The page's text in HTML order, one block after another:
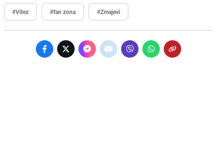
#Vitez #fan zona #Zmajevi